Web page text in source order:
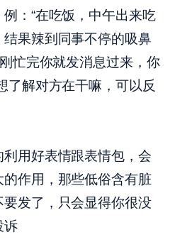
：“在吃饭，中午出来吃
果辣到同事不停的吸鼻
忙完你就发消息过来，你
了解对方在干嘛，可以反
用好表情跟表情包，会
作用，那些低俗含有脏
发了，只会显得你很没
诉